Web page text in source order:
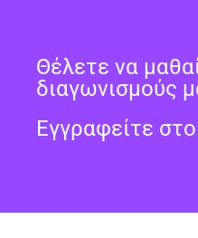
Θέλετε να
διαγωνισμούς
Εγγραφείτε